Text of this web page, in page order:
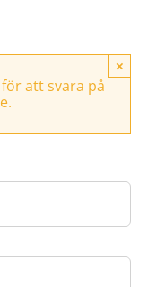
×
att svara på